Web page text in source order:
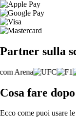
Partner sulla
Cosa fare
Ecco come puoi usare